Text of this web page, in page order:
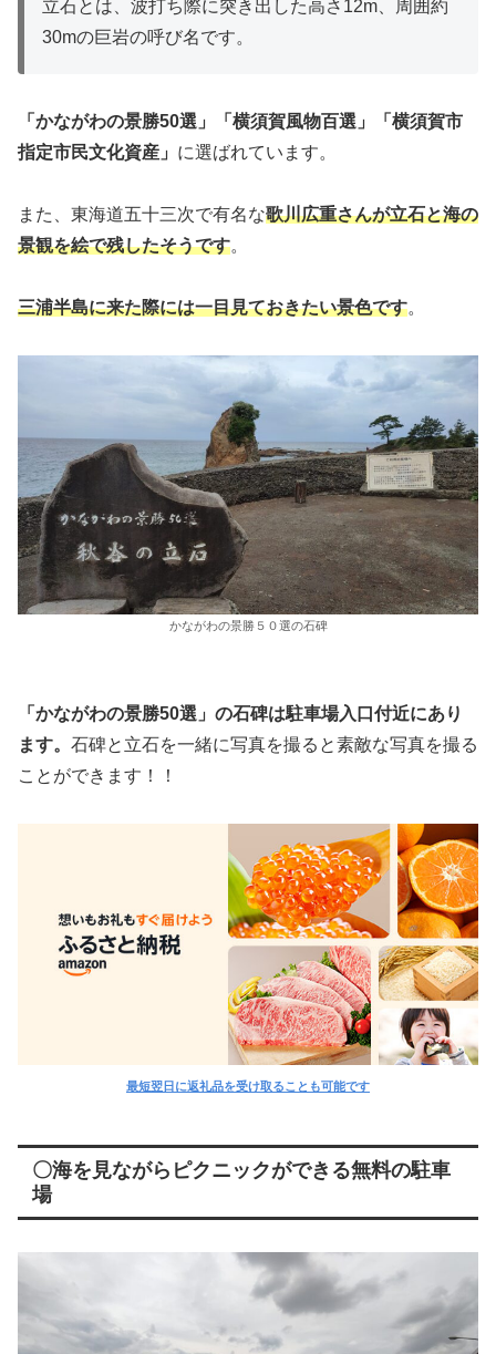
立石とは、波打ち際に突き出した高さ12m、周囲約
30mの巨岩の呼び名です。
「かながわの景勝50選」「横須賀風物百選」「横須賀市
指定市民文化資産」 に選ばれています。
また、東海道五十三次で有名な歌川広重さんが立石と海の
景観を絵で残したそうです。
三浦半島に来た際には一目見ておきたい景色です。
かながわの景勝５０選の石碑
「かながわの景勝50選」の石碑は駐車場入口付近にあり
ます。 石碑と立石を一緒に写真を撮ると素敵な写真を撮る
ことができます！！
最短翌日に返礼品を受け取ることも可能です
〇海を見ながらピクニックができる無料の駐車
場